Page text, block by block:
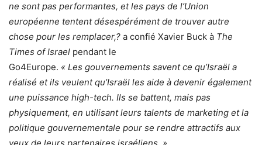
ne sont pas performantes, et les pays de l’Union
européenne tentent désespérément de trouver autre
chose pour les remplacer,? a confié Xavier Buck à The
Times of Israel pendant le
Go4Europe. « Les gouvernements savent ce qu’Israël a
réalisé et ils veulent qu’Israël les aide à devenir également
une puissance high-tech. Ils se battent, mais pas
physiquement, en utilisant leurs talents de marketing et la
politique gouvernementale pour se rendre attractifs aux